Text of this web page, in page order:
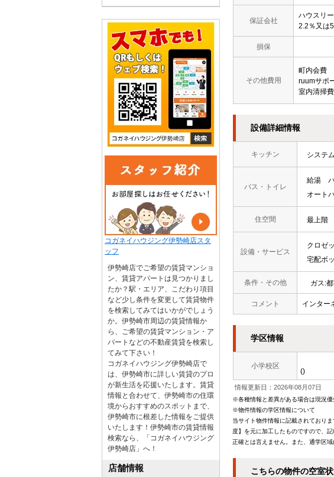
保証会社
ハウスリ
2.2％又は
損保
その他費用
町内会費
ruumサポ
室内清掃
設備詳細情報
キッチン システ
バス・トイレ
給湯
オート
住空間 最上階
設備・サービス
クロゼ
宅配ボ
条件・その他 ガス:
コメント インター
学区情報
小学校区
()
情報更新日：2026年08月07日
※各種情報と差異がある場合は現況優
※物件情報の学区情報について
当サイト物件情報に記載されており
度】を元に加工したものですので、
正確とは言えません。また、通学区
こちらの物件の空室
コガネイハウジング伊勢崎店スタ
ッフ
伊勢崎店でご希望の賃貸マンショ
ン、賃貸アパートは見つかりまし
たか？駅・エリア、こだわり項目
など少し条件を変更して賃貸物件
を検索してみてはいかがでしょう
か。伊勢崎市周辺の賃貸情報か
ら、ご希望の賃貸マンション・ア
パートなどの不動産賃貸を検索し
てみて下さい！
コガネイハウジング伊勢崎店で
は、伊勢崎市に詳しい賃貸のプロ
が新生活を応援いたします。賃貸
情報と合わせて、伊勢崎市の住環
境からおすすめのスポットまで、
伊勢崎市に根差した情報をご提供
いたします！伊勢崎市の賃貸情報
検索なら、「コガネイハウジング
伊勢崎店」へ！
店舗情報